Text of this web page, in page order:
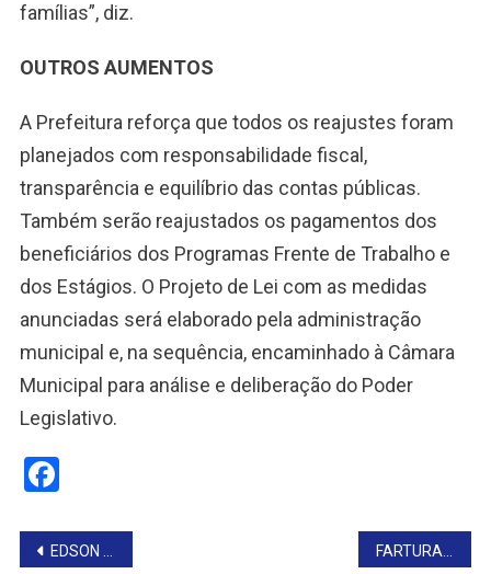
famílias”, diz.
OUTROS AUMENTOS
A Prefeitura reforça que todos os reajustes foram
planejados com responsabilidade fiscal,
transparência e equilíbrio das contas públicas.
Também serão reajustados os pagamentos dos
beneficiários dos Programas Frente de Trabalho e
dos Estágios. O Projeto de Lei com as medidas
anunciadas será elaborado pela administração
municipal e, na sequência, encaminhado à Câmara
Municipal para análise e deliberação do Poder
Legislativo.
Facebook
Navegação
EDSON GIRIBONI VISITA AADEFTA